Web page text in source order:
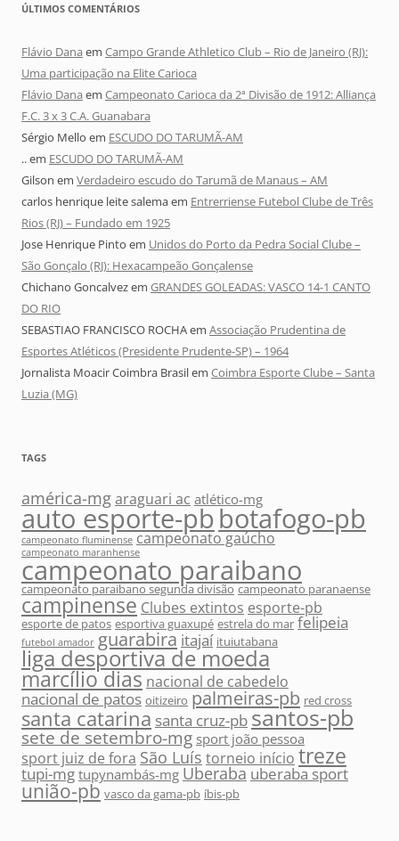
ÚLTIMOS COMENTÁRIOS
Flávio Dana em Campo Grande Athletico Club – Rio de Janeiro (RJ):
Uma participação na Elite Carioca
Flávio Dana em Campeonato Carioca da 2ª Divisão de 1912: Alliança
F.C. 3 x 3 C.A. Guanabara
Sérgio Mello em ESCUDO DO TARUMÃ-AM
..em ESCUDO DO TARUMÃ-AM
Gilson em Verdadeiro escudo do Tarumã de Manaus – AM
carlos henrique leite salemaem Entrerriense Futebol Clube de Três
Rios (RJ) – Fundado em 1925
Jose Henrique Pinto em Unidos do Porto da Pedra Social Clube –
São Gonçalo (RJ): Hexacampeão Gonçalense
Chichano Goncalvezem GRANDES GOLEADAS: VASCO 14-1 CANTO
DO RIO
SEBASTIAO FRANCISCO ROCHAem Associação Prudentina de
Esportes Atléticos (Presidente Prudente-SP) – 1964
Jornalista Moacir Coimbra Brasilem Coimbra Esporte Clube – Santa
Luzia (MG)
TAGS
américa-mgaraguari ac atlético-mg
auto esporte-pbbotafogo-pb
campeonato fluminense campeonato gaúcho
campeonato maranhense
campeonato paraibano
campeonato paraibano segunda divisão campeonato paranaense
campinense Clubes extintos esporte-pb
esporte de patos esportiva guaxupé estrela do mar felipeia
futebol amador guarabira itajaí ituiutabana
liga desportiva de moeda
marcílio dias nacional de cabedelo
nacional de patos oitizeiro palmeiras-pb red cross
santa catarina santa cruz-pbsantos-pb
sete de setembro-mg sport joão pessoa
sport juiz de fora São Luís torneio início treze
tupi-mg tupynambás-mg Uberaba uberaba sport
união-pb vasco da gama-pb íbis-pb